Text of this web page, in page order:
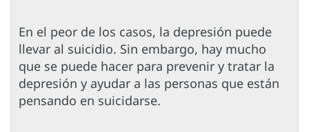
En el peor de los casos, la depresión puede
llevar al suicidio. Sin embargo, hay mucho
que se puede hacer para prevenir y tratar la
depresión y ayudar a las personas que están
pensando en suicidarse.